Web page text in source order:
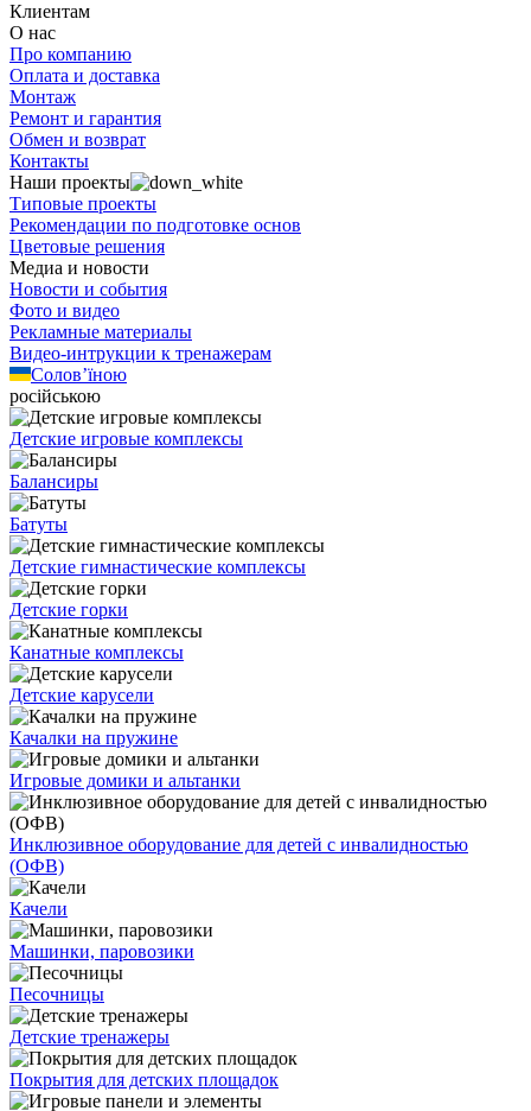
Клиентам
О нас
Про компанию
Оплата и доставка
Монтаж
Ремонт и гарантия
Обмен и возврат
Контакты
Наши проекты
Типовые проекты
Рекомендации по подготовке основ
Цветовые решения
Медиа и новости
Новости и события
Фото и видео
Рекламные материалы
Видео-интрукции к тренажерам
Солов’їною
російською
Детские игровые комплексы
Балансиры
Батуты
Детские гимнастические комплексы
Детские горки
Канатные комплексы
Детские карусели
Качалки на пружине
Игровые домики и альтанки
Инклюзивное оборудование для детей с инвалидностью
(ОФВ)
Качели
Машинки, паровозики
Песочницы
Детские тренажеры
Покрытия для детских площадок